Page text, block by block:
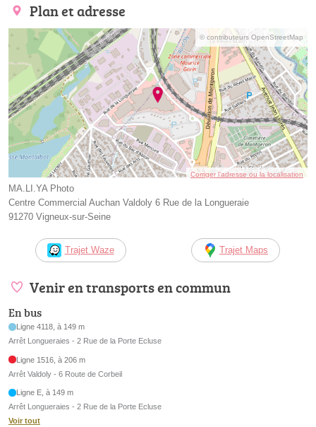
Plan et adresse
© contributeurs OpenStreetMap
Corriger l’adresse ou la localisation
MA.LI.YA Photo
Centre Commercial Auchan Valdoly 6 Rue de la Longueraie
91270 Vigneux-sur-Seine
Trajet Waze Trajet Maps
Venir en transports en commun
En bus
Ligne 4118, à 149 m
Arrêt Longueraies - 2 Rue de la Porte Ecluse
Ligne 1516, à 206 m
Arrêt Valdoly - 6 Route de Corbeil
Ligne E, à 149 m
Arrêt Longueraies - 2 Rue de la Porte Ecluse
Voir tout